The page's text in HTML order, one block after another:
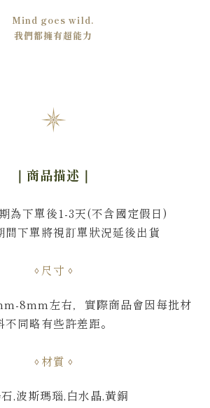
Mind goes wild.
我們都擁有超能力
｜商品描述 ｜
為下單後1-3天(不含國定假日)
間下單將視訂單狀況延後出貨
尺寸
8mm左右， 實際商品會因每批材
不同略有些許差距。
材質
,波斯瑪瑙,白水晶,黃銅